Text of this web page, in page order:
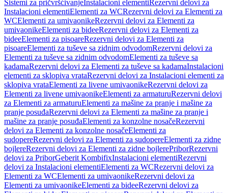
Sistemi za pričvršćivanjeInstalacioni elementiRezervni delovi za
Instalacioni elementiElementi za WCRezervni delovi za Elementi za
WCElementi za umivaonikeRezervni delovi za Elementi za
umivaonikeElementi za bideeRezervni delovi za Elementi za
bideeElementi za pisoareRezervni delovi za Elementi za
pisoareElementi za tuševe sa zidnim odvodomRezervni delovi za
Elementi za tuševe sa zidnim odvodomElementi za tuševe sa
kadamaRezervni delovi za Elementi za tuševe sa kadamaInstalacioni
elementi za sklopiva vrataRezervni delovi za Instalacioni elementi za
sklopiva vrataElementi za livene umivaonikeRezervni delovi za
Elementi za livene umivaonikeElementi za armaturuRezervni delovi
za Elementi za armaturuElementi za mašine za pranje i mašine za
pranje posuđaRezervni delovi za Elementi za mašine za pranje i
mašine za pranje posuđaElementi za konzolne nosačeRezervni
delovi za Elementi za konzolne nosačeElementi za
sudopereRezervni delovi za Elementi za sudopereElementi za zidne
bojlereRezervni delovi za Elementi za zidne bojlerePriborRezervni
delovi za PriborGeberit KombifixInstalacioni elementiRezervni
delovi za Instalacioni elementiElementi za WCRezervni delovi za
Elementi za WCElementi za umivaonikeRezervni delovi za
Elementi za umivaonikeElementi za bideeRezervni delovi za